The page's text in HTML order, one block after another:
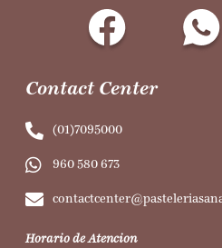
Contact Center
(01)7095000
960 580 673
Horario de Atencion